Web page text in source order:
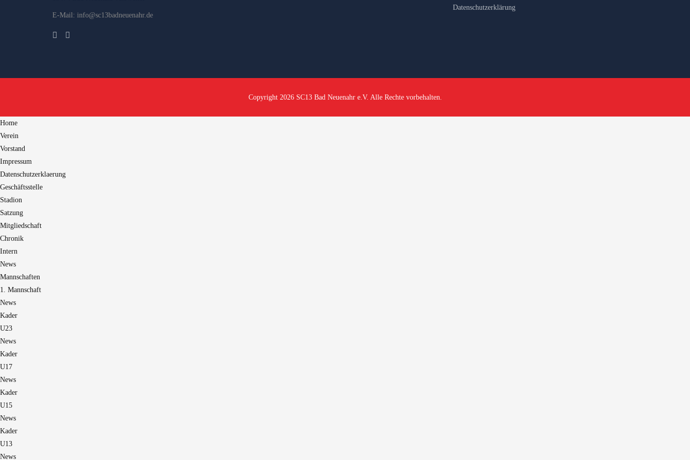
E-Mail: info@sc13badneuenahr.de
Datenschutzerklärung
Copyright 2026 SC13 Bad Neuenahr e.V. Alle Rechte vorbehalten.
Home
Verein
Vorstand
Impressum
Datenschutzerklaerung
Geschäftsstelle
Stadion
Satzung
Mitgliedschaft
Chronik
Intern
News
Mannschaften
1. Mannschaft
News
Kader
U23
News
Kader
U17
News
Kader
U15
News
Kader
U13
News